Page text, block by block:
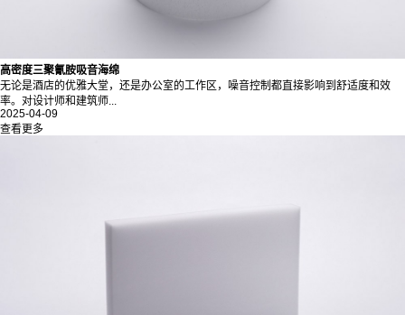
高密度三聚氰胺吸音海绵
无论是酒店的优雅大堂，还是办公室的工作区，噪音控制都直接影响到舒适度和效
率。对设计师和建筑师...
2025-04-09
查看更多